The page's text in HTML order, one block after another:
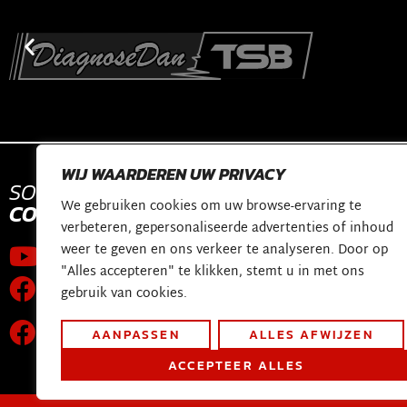
WIJ WAARDEREN UW PRIVACY
We gebruiken cookies om uw browse-ervaring te
verbeteren, gepersonaliseerde advertenties of inhoud
weer te geven en ons verkeer te analyseren. Door op
"Alles accepteren" te klikken, stemt u in met ons
gebruik van cookies.
AANPASSEN
ALLES AFWIJZEN
ACCEPTEER ALLES
SOCIAL MEDIA
CONTACT
Youtube kanaal
Facebook pagina
Wereldwijde technische
ondersteuningsgroep
CONTACT
Constructieweg 2